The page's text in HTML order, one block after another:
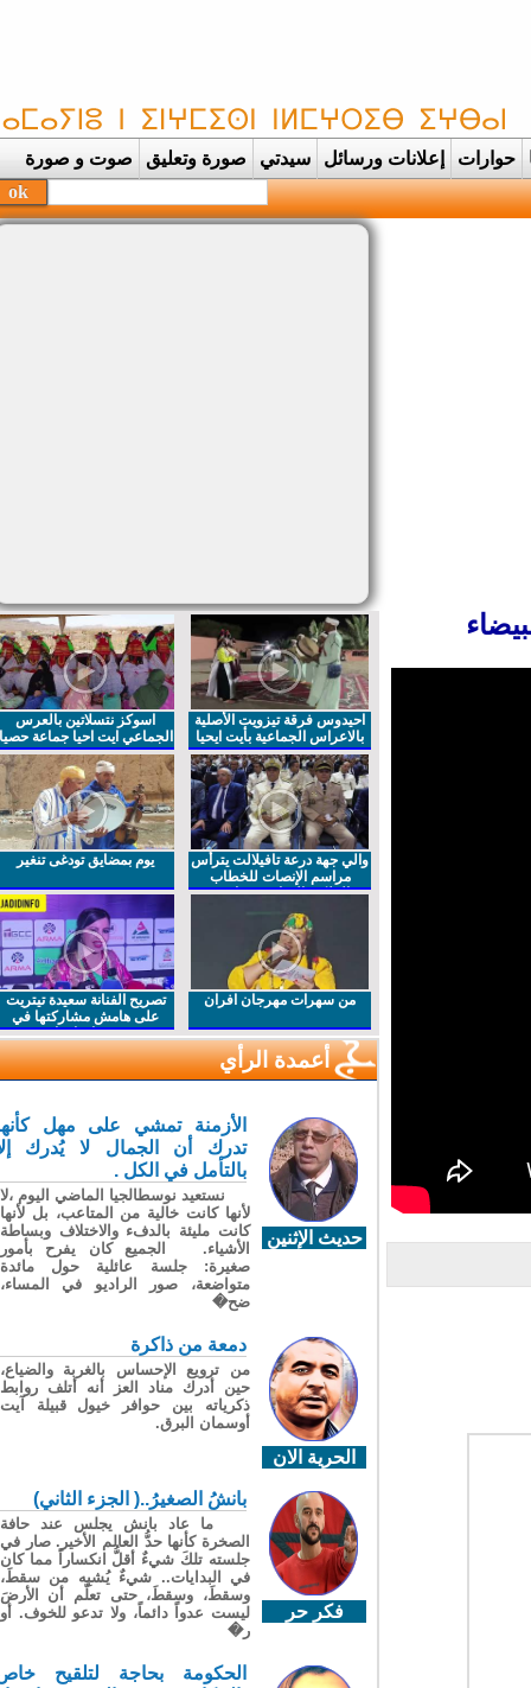
حوارات إعلانات ورسائل سيدتي صورة وتعليق صوت و صورة
احيدوس فرقة تيزويت الأصلية
بالاعراس الجماعية بأيت ايحيا
اسوكز نتسلاتين بالعرس
الجماعي ايت احيا جماعة حصيا
والي جهة درعة تافيلالت يترأس
مراسم الإنصات للخطاب
الملكي السامي بمناسبة
يوم بمضايق تودغى تنغير
من سهرات مهرجان افران
تصريح الفنانة سعيدة تيتريت
على هامش مشاركتها في
مهرجان افران
أعمدة الرأي
حديث الإثنين
الأزمنة تمشي على مهل كأنها
تدرك أن الجمال لا يُدرك إلا
بالتأمل في الكل .
نستعيد نوسطالجيا الماضي اليوم ،لا
لأنها كانت خالية من المتاعب، بل لأنها
كانت مليئة بالدفء والاختلاف وبساطة
الأشياء. الجميع كان يفرح بأمور
صغيرة: جلسة عائلية حول مائدة
متواضعة، صور الراديو في المساء،
ضح�
الحرية الان
دمعة من ذاكرة
من ترويع الإحساس بالغربة والضياع،
حين أدرك مناد العز أنه أتلف روابط
ذكرياته بين حوافر خيول قبيلة آيت
أوسمان البرق.
فكر حر
بانشُ الصغيرُ..( الجزء الثاني)
ما عاد بانش يجلس عند حافة
الصخرة كأنها حدُّ العالم الأخير. صار في
جلسته تلكَ شيءٌ أقلُّ انكساراً مما كان
في البدايات.. شيءٌ يُشبِه من سقطَ،
وسقطَ، وسقطَ، حتى تعلّم أن الأرضَ
ليست عدواً دائماً، ولا تدعو للخوف. أو
ر�
الحكومة بحاجة لتلقيح خاص